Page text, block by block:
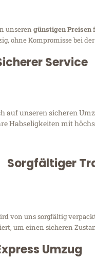
unseren günstigen Preisen
ohne Kompromisse bei
Service
auf unseren sicheren
Habseligkeiten mit
Sorgfältiger
von uns sorgfältig
um einen sicheren
Umzug